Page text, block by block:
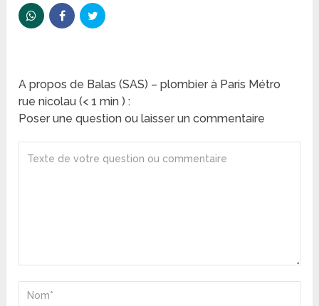
A propos de Balas (SAS) – plombier à Paris Métro
rue nicolau (< 1 min ) :
Poser une question ou laisser un commentaire